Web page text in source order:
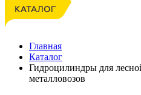
Главная
Каталог
Гидроцилиндры для
металловозов